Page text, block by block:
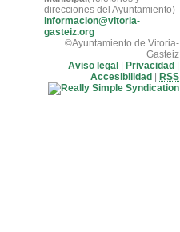
direcciones del Ayuntamiento)
informacion@vitoria-
gasteiz.org
©Ayuntamiento de Vitoria-
Gasteiz
Aviso legal
Privacidad
Accesibilidad
RSS